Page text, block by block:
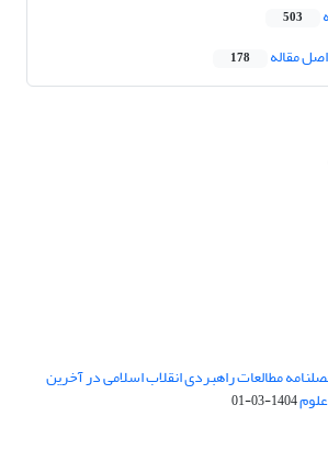
503
مقاله 178
مطالعات راهبردی انقلاب اسلامی در آخرین
1404-03-01